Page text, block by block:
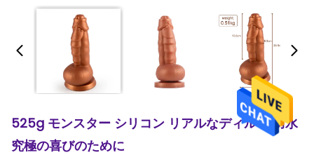
525g モンスター シリコン リアルなディルド 防水
究極の喜びのために